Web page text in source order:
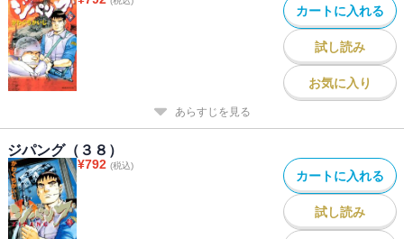
カートに入れる
試し読み
お気に入り
あらすじを見る
ジパング（３８）
¥792 (税込)
カートに入れる
試し読み